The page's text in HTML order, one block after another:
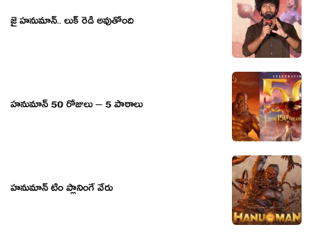
జై హనుమాన్.. లుక్ రెడీ అవుతోంది
హనుమాన్ 50 రోజులు – 5 పాఠాలు
హ‌నుమాన్ టీం ప్లానింగే వేరు